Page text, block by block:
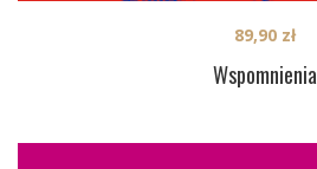
Wspomnienia
89,90 zł